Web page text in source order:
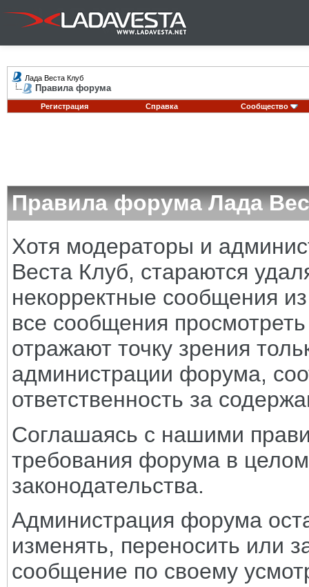
Лада Веста Клуб
Правила форума
Регистрация Справка Сообщество
Правила форума Лада
Хотя модераторы и
Веста Клуб, стараются
некорректные сообщения
все сообщения
отражают точку зрения
администрации форума,
ответственность за
Соглашаясь с нашими
требования форума в
законодательства.
Администрация форума
изменять, переносить или
сообщение по своему